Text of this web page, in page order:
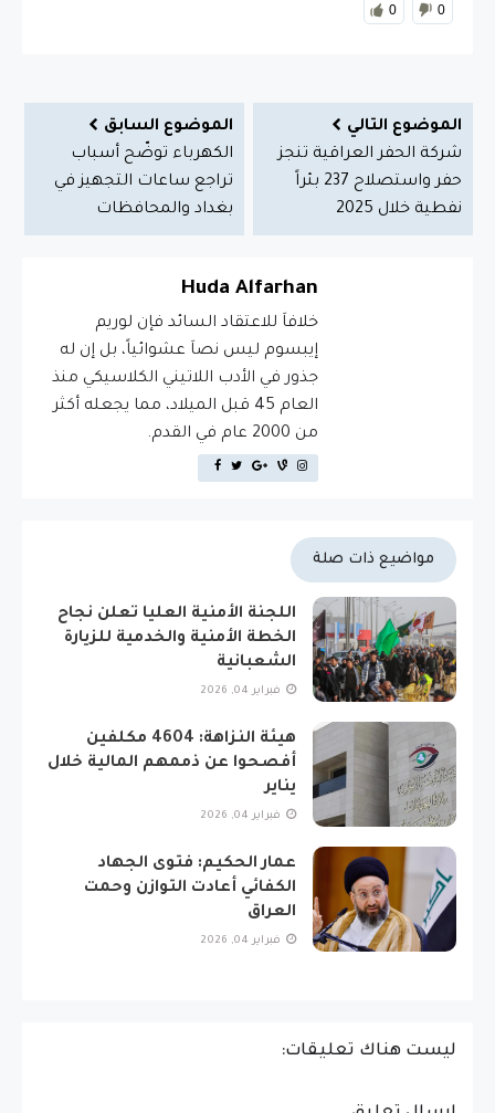
0 0
الموضوع التالي
شركة الحفر العراقية تنجز
حفر واستصلاح 237 بئراً
نفطية خلال 2025
الموضوع السابق
الكهرباء توضّح أسباب
تراجع ساعات التجهيز في
بغداد والمحافظات
Huda Alfarhan
خلافاَ للاعتقاد السائد فإن لوريم
إيبسوم ليس نصاَ عشوائياً، بل إن له
جذور في الأدب اللاتيني الكلاسيكي منذ
العام 45 قبل الميلاد، مما يجعله أكثر
من 2000 عام في القدم.
مواضيع ذات صلة
اللجنة الأمنية العليا تعلن نجاح
الخطة الأمنية والخدمية للزيارة
الشعبانية
فبراير 04, 2026
هيئة النزاهة: 4604 مكلفين
أفصحوا عن ذممهم المالية خلال
يناير
فبراير 04, 2026
عمار الحكيم: فتوى الجهاد
الكفائي أعادت التوازن وحمت
العراق
فبراير 04, 2026
ليست هناك تعليقات: